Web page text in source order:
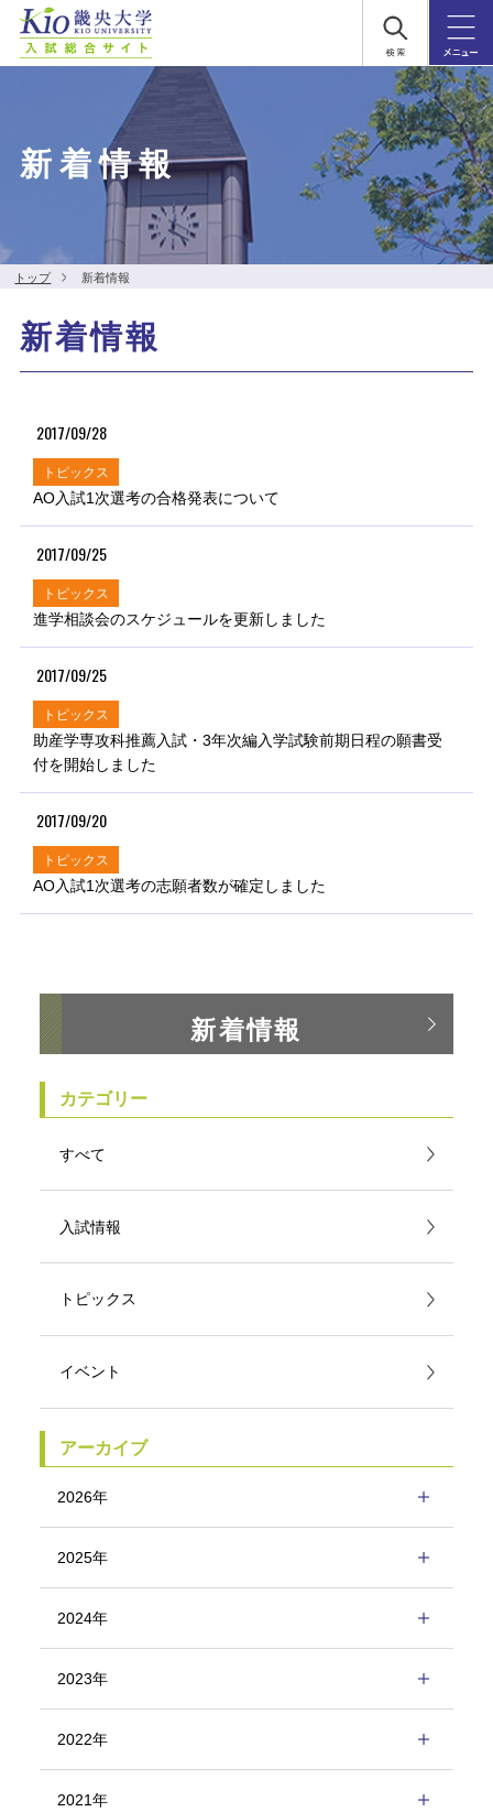
新着情報
トップ 新着情報
新着情報
2017/09/28
トピックス
AO入試1次選考の合格発表について
2017/09/25
トピックス
進学相談会のスケジュールを更新しました
2017/09/25
トピックス
助産学専攻科推薦入試・3年次編入学試験前期日程の願書受
付を開始しました
2017/09/20
トピックス
AO入試1次選考の志願者数が確定しました
新着情報
カテゴリー
すべて
入試情報
トピックス
イベント
アーカイブ
2026年
2025年
2024年
2023年
2022年
2021年